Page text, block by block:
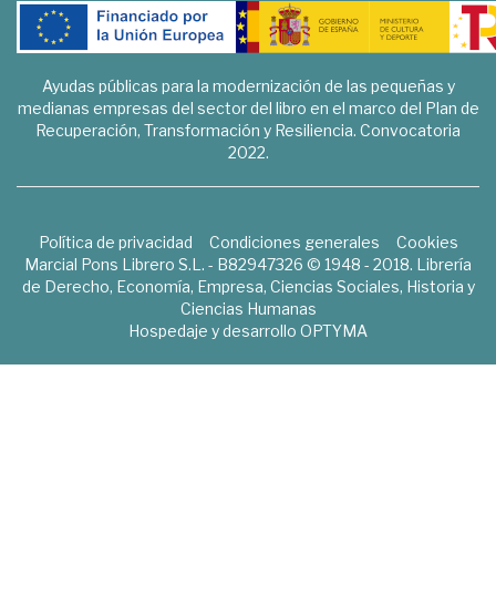
Ayudas públicas para la modernización de las pequeñas y
medianas empresas del sector del libro en el marco del Plan de
Recuperación, Transformación y Resiliencia. Convocatoria
2022.
Política de privacidad Condiciones generales
Cookies
Marcial Pons Librero S.L. - B82947326 © 1948 - 2018. Librería
de Derecho, Economía, Empresa, Ciencias Sociales, Historia y
Ciencias Humanas
Hospedaje y desarrollo OPTYMA